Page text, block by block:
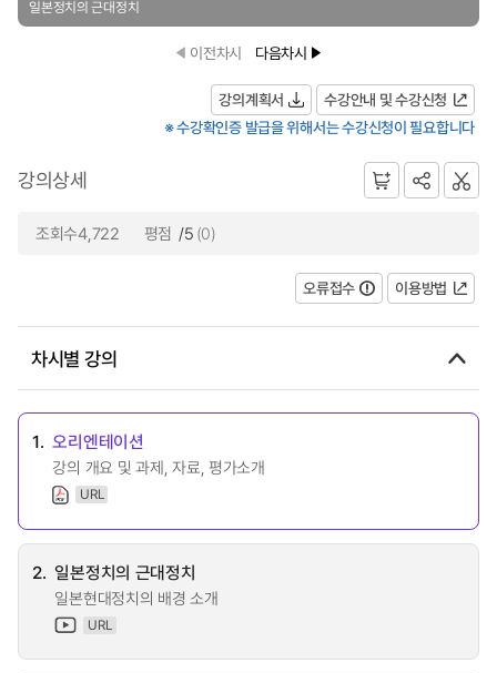
일본정치의 근대정치
이전차시 다음차시
강의계획서
수강안내 및 수강신청
※ 수강확인증 발급을 위해서는 수강신청이 필요합니다
강의상세
조회수4,722 평점 /5 (0)
오류접수 이용방법
차시별 강의
1. 오리엔테이션
강의 개요 및 과제, 자료, 평가소개
URL
2. 일본정치의 근대정치
일본현대정치의 배경 소개
URL